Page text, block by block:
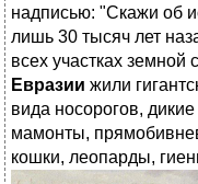
надписью: "Скажи об
лишь 30 тысяч лет
всех участках
Евразии жили
вида носорогов,
мамонты,
кошки, леопарды,